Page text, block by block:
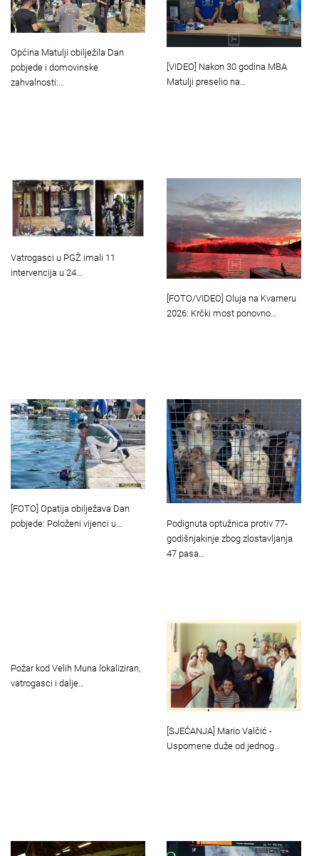
Općina Matulji obilježila Dan
pobjede i domovinske
zahvalnosti:…
[VIDEO] Nakon 30 godina MBA
Matulji preselio na…
Vatrogasci u PGŽ imali 11
intervencija u 24…
[FOTO/VIDEO] Oluja na Kvarneru
2026: Krčki most ponovno…
[FOTO] Opatija obilježava Dan
pobjede: Položeni vijenci u…
Podignuta optužnica protiv 77-
godišnjakinje zbog zlostavljanja
47 pasa…
Požar kod Velih Muna lokaliziran,
vatrogasci i dalje…
[SJEĆANJA] Mario Valčić -
Uspomene duže od jednog…